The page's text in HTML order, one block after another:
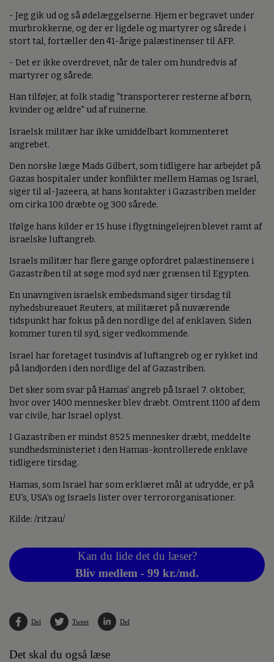
- Jeg gik ud og så ødelæggelserne. Hjem er begravet under
murbrokkerne, og der er ligdele og martyrer og sårede i
stort tal, fortæller den 41-årige palæstinenser til AFP.
- Det er ikke overdrevet, når de taler om hundredvis af
martyrer og sårede.
Han tilføjer, at folk stadig "transporterer resterne af børn,
kvinder og ældre" ud af ruinerne.
Israelsk militær har ikke umiddelbart kommenteret
angrebet.
Den norske læge Mads Gilbert, som tidligere har arbejdet på
Gazas hospitaler under konflikter mellem Hamas og Israel,
siger til al-Jazeera, at hans kontakter i Gazastriben melder
om cirka 100 dræbte og 300 sårede.
Ifølge hans kilder er 15 huse i flygtningelejren blevet ramt af
israelske luftangreb.
Israels militær har flere gange opfordret palæstinensere i
Gazastriben til at søge mod syd nær grænsen til Egypten.
En unavngiven israelsk embedsmand siger tirsdag til
nyhedsbureauet Reuters, at militæret på nuværende
tidspunkt har fokus på den nordlige del af enklaven. Siden
kommer turen til syd, siger vedkommende.
Israel har foretaget tusindvis af luftangreb og er rykket ind
på landjorden i den nordlige del af Gazastriben.
Det sker som svar på Hamas' angreb på Israel 7. oktober,
hvor over 1400 mennesker blev dræbt. Omtrent 1100 af dem
var civile, har Israel oplyst.
I Gazastriben er mindst 8525 mennesker dræbt, meddelte
sundhedsministeriet i den Hamas-kontrollerede enklave
tidligere tirsdag.
Hamas, som Israel har som erklæret mål at udrydde, er på
EU's, USA's og Israels lister over terrororganisationer.
Kilde: /ritzau/
Kan du lide det du læser?
Bliv medlem - 99 kr./md.
Del Tweet Del
Det skal du også læse